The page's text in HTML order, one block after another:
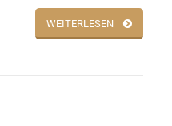
WEITERLESEN